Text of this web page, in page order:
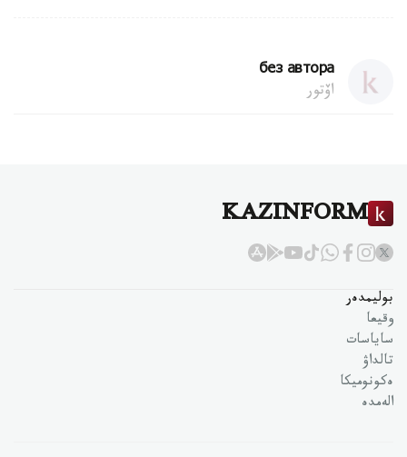
без автора
اۆتور
KAZINFORM
بوليمدەر
وقيعا
ساياسات
تالداۋ
ەكونوميكا
الەمدە